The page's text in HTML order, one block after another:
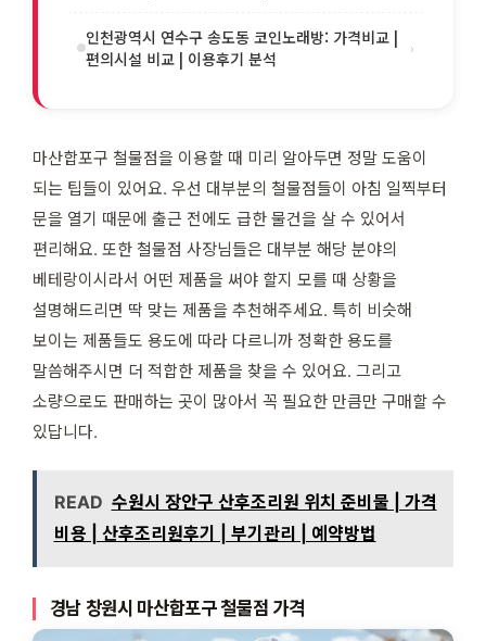
인천광역시 연수구 송도동 코인노래방: 가격비교 |
편의시설 비교 | 이용후기 분석
›
마산합포구 철물점을 이용할 때 미리 알아두면 정말 도움이
되는 팁들이 있어요. 우선 대부분의 철물점들이 아침 일찍부터
문을 열기 때문에 출근 전에도 급한 물건을 살 수 있어서
편리해요. 또한 철물점 사장님들은 대부분 해당 분야의
베테랑이시라서 어떤 제품을 써야 할지 모를 때 상황을
설명해드리면 딱 맞는 제품을 추천해주세요. 특히 비슷해
보이는 제품들도 용도에 따라 다르니까 정확한 용도를
말씀해주시면 더 적합한 제품을 찾을 수 있어요. 그리고
소량으로도 판매하는 곳이 많아서 꼭 필요한 만큼만 구매할 수
있답니다.
READ 수원시 장안구 산후조리원 위치 준비물 | 가격
비용 | 산후조리원후기 | 부기관리 | 예약방법
경남 창원시 마산합포구 철물점 가격